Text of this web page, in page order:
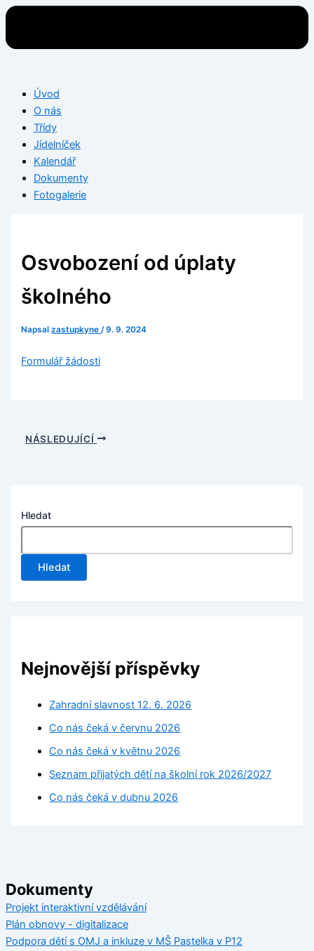
Úvod
O nás
Třídy
Jídelníček
Kalendář
Dokumenty
Fotogalerie
Osvobození od úplaty
školného
Napsalzastupkyne/9. 9. 2024
Formulář žádosti
NÁSLEDUJÍCÍ
Hledat
Hledat
Nejnovější příspěvky
Zahradní slavnost 12. 6. 2026
Co nás čeká v červnu 2026
Co nás čeká v květnu 2026
Seznam přijatých dětí na školní rok 2026/2027
Co nás čeká v dubnu 2026
Dokumenty
Projekt interaktivní vzdělávání
Plán obnovy - digitalizace
Podpora dětí s OMJ a inkluze v MŠ Pastelka v P12